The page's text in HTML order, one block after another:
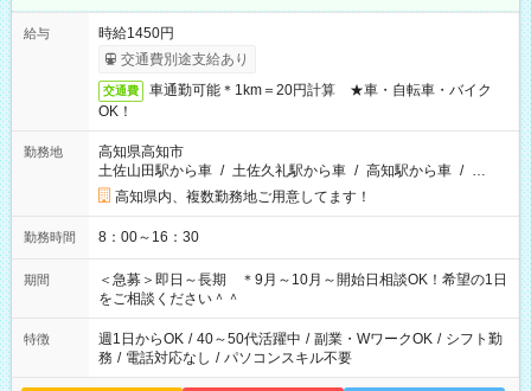
給与
時給1450円
交通費別途支給あり
交通費
車通勤可能＊1km＝20円計算 ★車・自転車・バイク
OK！
勤務地
高知県高知市
土佐山田駅から車 / 土佐久礼駅から車 / 高知駅から車 / …
高知県内、複数勤務地ご用意してます！
勤務時間 8：00～16：30
期間
＜急募＞即日～長期 ＊9月～10月～開始日相談OK！希望の1日
をご相談ください＾＾
特徴 週1日からOK / 40～50代活躍中 / 副業・WワークOK / シフト勤
務 / 電話対応なし / パソコンスキル不要